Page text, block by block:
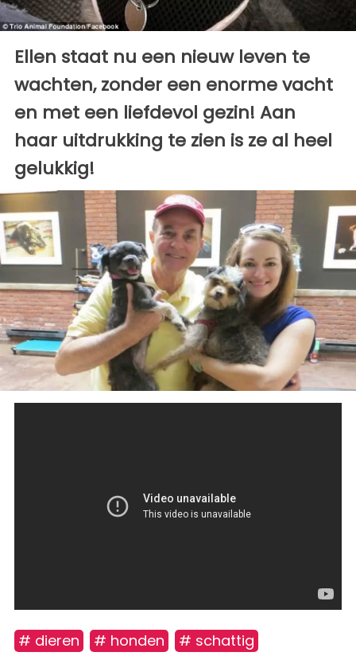
Ellen staat nu een nieuw leven te
wachten, zonder een enorme vacht
en met een liefdevol gezin! Aan
haar uitdrukking te zien is ze al heel
gelukkig!
# dieren # honden # schattig